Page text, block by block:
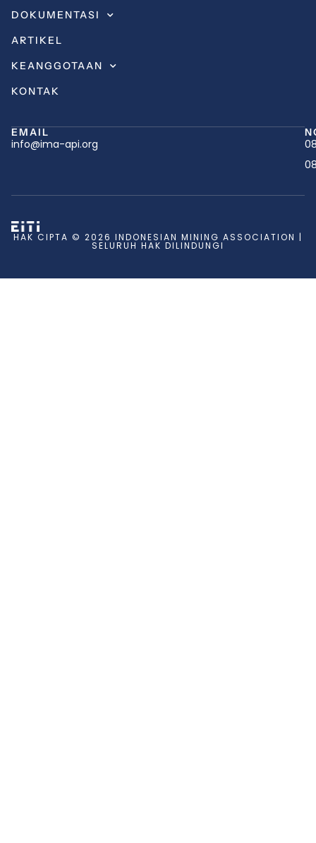
DOKUMENTASI
ARTIKEL
KEANGGOTAAN
KONTAK
EMAIL
info@ima-api.org
HAK CIPTA © 2026 INDONESIAN MINING ASSOCIATION |
SELURUH HAK DILINDUNGI